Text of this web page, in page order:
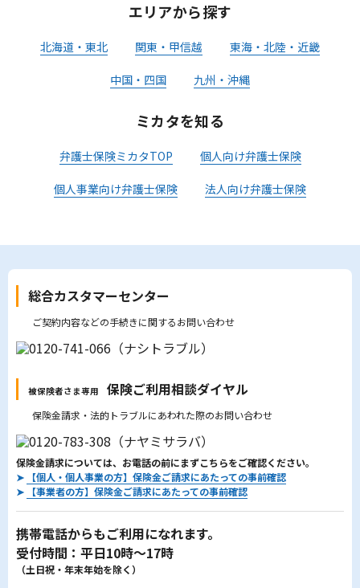
エリアから探す
北海道・東北 関東・甲信越 東海・北陸・近畿
中国・四国 九州・沖縄
ミカタを知る
弁護士保険ミカタTOP 個人向け弁護士保険
個人事業向け弁護士保険 法人向け弁護士保険
総合カスタマーセンター
ご契約内容などの手続きに関するお問い合わせ
被保険者さま専用 保険ご利用相談ダイヤル
保険金請求・法的トラブルにあわれた際のお問い合わせ
保険金請求については、お電話の前にまずこちらをご確認ください。
➤
【個人・個人事業の方】保険金ご請求にあたっての事前確認
➤
【事業者の方】保険金ご請求にあたっての事前確認
携帯電話からもご利用になれます。
受付時間：平日10時～17時
（土日祝・年末年始を除く）